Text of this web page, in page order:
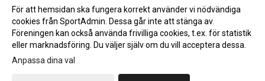
Gå till Webbversion
För att hemsidan ska fungera korrekt använder vi nödvändiga
cookies från SportAdmin. Dessa går inte att stänga av.
Föreningen kan också använda frivilliga cookies, t.ex. för statistik
eller marknadsföring. Du väljer själv om du vill acceptera dessa.
Anpassa dina val